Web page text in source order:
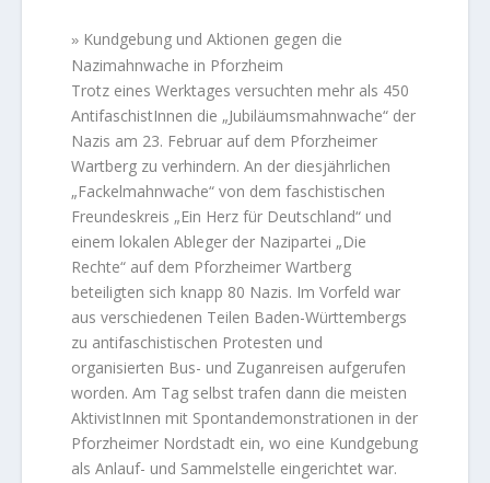
» Kundgebung und Aktionen gegen die
Nazimahnwache in Pforzheim
Trotz eines Werktages versuchten mehr als 450
AntifaschistInnen die „Jubiläumsmahnwache“ der
Nazis am 23. Februar auf dem Pforzheimer
Wartberg zu verhindern. An der diesjährlichen
„Fackelmahnwache“ von dem faschistischen
Freundeskreis „Ein Herz für Deutschland“ und
einem lokalen Ableger der Nazipartei „Die
Rechte“ auf dem Pforzheimer Wartberg
beteiligten sich knapp 80 Nazis. Im Vorfeld war
aus verschiedenen Teilen Baden-Württembergs
zu antifaschistischen Protesten und
organisierten Bus- und Zuganreisen aufgerufen
worden. Am Tag selbst trafen dann die meisten
AktivistInnen mit Spontandemonstrationen in der
Pforzheimer Nordstadt ein, wo eine Kundgebung
als Anlauf- und Sammelstelle eingerichtet war.